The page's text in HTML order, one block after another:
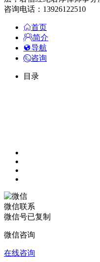
咨询电话：13926122510
首页
简介
导航
咨询
目录
微信联系
微信号已复制
微信咨询
在线咨询